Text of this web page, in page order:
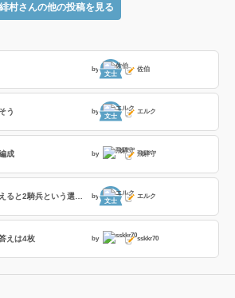
緋村さんの他の投稿を見る
by
文士
佐伯
う by
文士
エルク
成 by 飛騨守
by
文士
エルク
えは4枚 by sskkr70